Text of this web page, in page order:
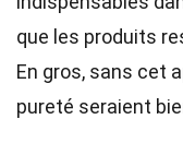
que les produits
En gros, sans cet
pureté seraient